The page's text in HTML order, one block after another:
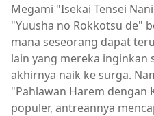
Megami "Isekai Tensei
"Yuusha no Rokkotsu de"
mana seseorang dapat
lain yang mereka inginkan
akhirnya naik ke surga.
"Pahlawan Harem dengan
populer, antreannya